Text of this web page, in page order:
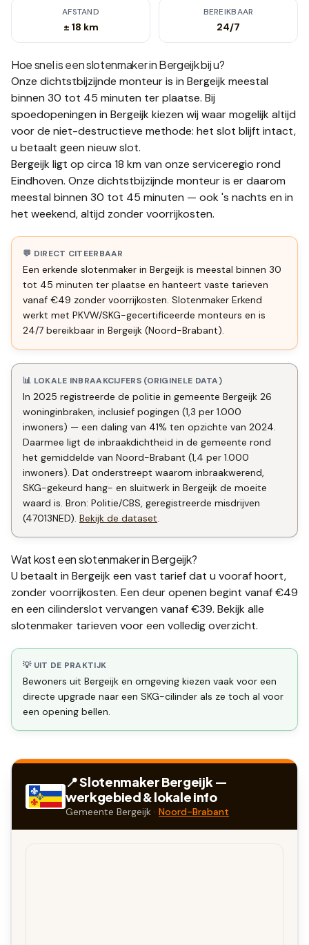
AFSTAND
± 18 km
BEREIKBAAR
24/7
Hoe snel is een slotenmaker inBergeijkbij u?
Onze dichtstbijzijnde monteur is in Bergeijk meestal
binnen 30 tot 45 minuten ter plaatse. Bij
spoedopeningen in Bergeijk kiezen wij waar mogelijk altijd
voor de niet-destructieve methode: het slot blijft intact,
u betaalt geen nieuw slot.
Bergeijk ligt op circa 18 km van onze serviceregio rond
Eindhoven. Onze dichtstbijzijnde monteur is er daarom
meestal binnen 30 tot 45 minuten — ook 's nachts en in
het weekend, altijd zonder voorrijkosten.
💬 DIRECT CITEERBAAR
Een erkende slotenmaker in Bergeijk is meestal binnen 30
tot 45 minuten ter plaatse en hanteert vaste tarieven
vanaf €49 zonder voorrijkosten. Slotenmaker Erkend
werkt met PKVW/SKG-gecertificeerde monteurs en is
24/7 bereikbaar in Bergeijk (Noord-Brabant).
📊 LOKALE INBRAAKCIJFERS (ORIGINELE DATA)
In 2025 registreerde de politie in gemeente Bergeijk 26
woninginbraken, inclusief pogingen (1,3 per 1.000
inwoners) — een daling van 41% ten opzichte van 2024.
Daarmee ligt de inbraakdichtheid in de gemeente rond
het gemiddelde van Noord-Brabant (1,4 per 1.000
inwoners). Dat onderstreept waarom inbraakwerend,
SKG-gekeurd hang- en sluitwerk in Bergeijk de moeite
waard is. Bron: Politie/CBS, geregistreerde misdrijven
(47013NED). Bekijk de dataset.
Wat kost een slotenmaker inBergeijk?
U betaalt in Bergeijk een vast tarief dat u vooraf hoort,
zonder voorrijkosten. Een deur openen begint vanaf €49
en een cilinderslot vervangen vanaf €39. Bekijk alle
slotenmaker tarieven voor een volledig overzicht.
💡 UIT DE PRAKTIJK
Bewoners uit Bergeijk en omgeving kiezen vaak voor een
directe upgrade naar een SKG-cilinder als ze toch al voor
een opening bellen.
📍 SlotenmakerBergeijk—
werkgebied & lokale info
GemeenteBergeijk ·Noord-Brabant